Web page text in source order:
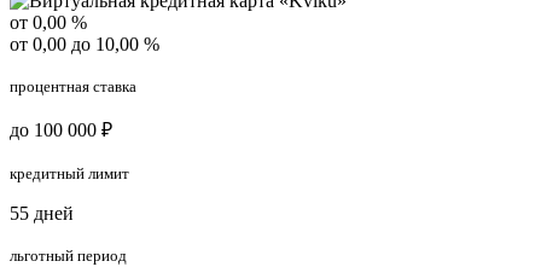
от 0,00 %
от 0,00 до 10,00 %
процентная ставка
до 100 000 ₽
кредитный лимит
55 дней
льготный период